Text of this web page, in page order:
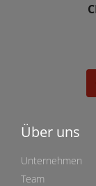
Über uns
Unternehmen
Team